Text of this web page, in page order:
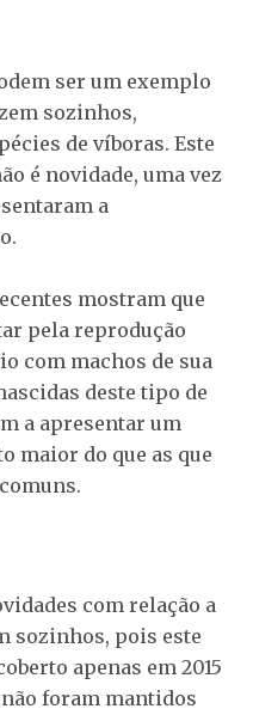
ser um exemplo
sozinhos,
de víboras. Este
é novidade, uma vez
a
mostram que
pela reprodução
com machos de sua
deste tipo de
a apresentar um
maior do que as que
com relação a
sozinhos, pois este
apenas em 2015
foram mantidos